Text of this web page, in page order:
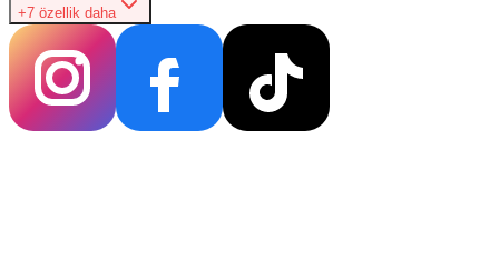
+7 özellik daha